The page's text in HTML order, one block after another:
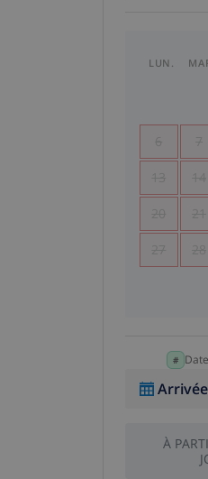
LUN.
6 7
13 14
20 21
27 28
Arrivée
À